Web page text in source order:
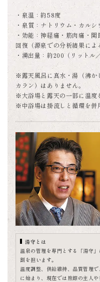
・泉温：約58度
・泉質：ナトリウム・カル
・効能：神経痛・筋肉痛・
回復（源泉での分析結果によ
・湧出量：約200（リットル
※露天風呂に真水・湯（沸か
カラン）はありません。
※大浴場と露天の一部に温度
※中浴場は掛流しと循環を併
湯守とは
温泉の管理を専門とする「湯守
割を担います。
温度調整、供給維持、品質管理
に始まり、現在では旅館の主人